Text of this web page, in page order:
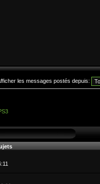
les messages postés depuis: